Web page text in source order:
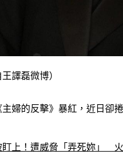
譯磊微博）
婦的反擊》暴紅，近日卻
上！遭威脅「弄死妳」　